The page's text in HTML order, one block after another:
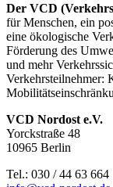
Der VCD
für Menschen, ein
eine ökologische
Förderung des
und mehr
Verkehrsteilnehmer:
VCD Nordost e.V.
Yorckstraße 48
10965 Berlin
Tel.: 030 / 44 63 664